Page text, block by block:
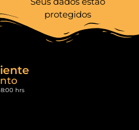
protegidos
hrs